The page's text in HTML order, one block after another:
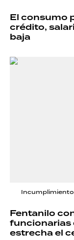
El consumo
crédito,
baja
Fentanilo
funcionarias
estrecha el